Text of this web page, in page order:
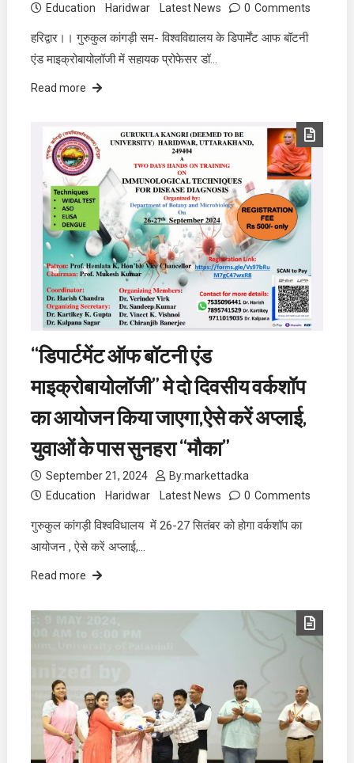
Education
Haridwar Latest News 0 Comments
हरिद्वार।। गुरुकुल कांगड़ी सम- विश्वविद्यालय के डिपार्मेंट आफ बॉटनी
एंड माइक्रोबायोलॉजी में सहायक प्रोफेसर डॉ…
Read more
“डिपार्टमेंट ऑफ बॉटनी एंड
माइक्रोबायोलॉजी” मे दो दिवसीय वर्कशॉप
का आयोजन किया जाएगा,ऐसे करें अप्लाई,
युवाओं के पास सुनहरा “मौका”
September 21, 2024 By:markettadka
Education
Haridwar Latest News 0 Comments
गुरुकुल कांगड़ी विश्वविधालय में 26-27 सितंबर को होगा वर्कशॉप का
आयोजन , ऐसे करें अप्लाई,…
Read more